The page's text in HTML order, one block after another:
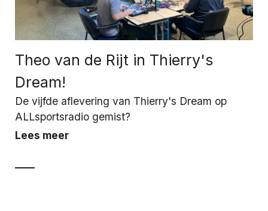
Theo van de Rijt in Thierry's
Dream!
De vijfde aflevering van Thierry's Dream op
ALLsportsradio gemist?
Lees meer